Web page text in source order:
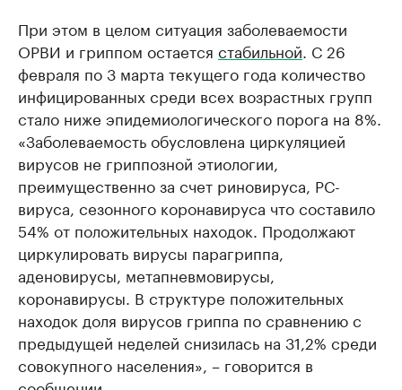
При этом в целом ситуация заболеваемости
ОРВИ и гриппом остается стабильной . С 26
февраля по 3 марта текущего года количество
инфицированных среди всех возрастных групп
стало ниже эпидемиологического порога на 8%.
«Заболеваемость обусловлена циркуляцией
вирусов не гриппозной этиологии,
преимущественно за счет риновируса, РС-
вируса, сезонного коронавируса что составило
54% от положительных находок. Продолжают
циркулировать вирусы парагриппа,
аденовирусы, метапневмовирусы,
коронавирусы. В структуре положительных
находок доля вирусов гриппа по сравнению с
предыдущей неделей снизилась на 31,2% среди
совокупного населения», – говорится в